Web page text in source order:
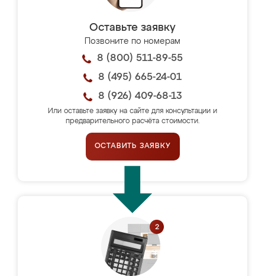
Оставьте заявку
Позвоните по номерам
8 (800) 511-89-55
8 (495) 665-24-01
8 (926) 409-68-13
Или оставьте заявку на сайте для консультации и
предварительного расчёта стоимости.
ОСТАВИТЬ ЗАЯВКУ